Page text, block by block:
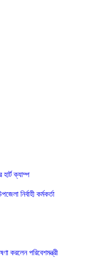
ক্যাম্প
নির্বাহী কর্মকর্তা
করলেন পরিবেশমন্ত্রী